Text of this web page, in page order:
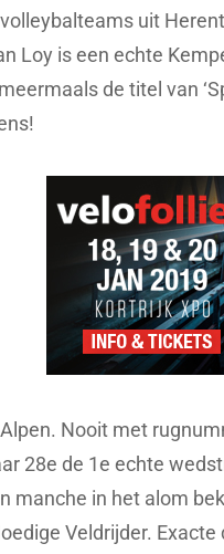
uit
Loy is een echte
de titel van
Nooit met
28e de 1e echte
manche in het alom
Veldrijder.